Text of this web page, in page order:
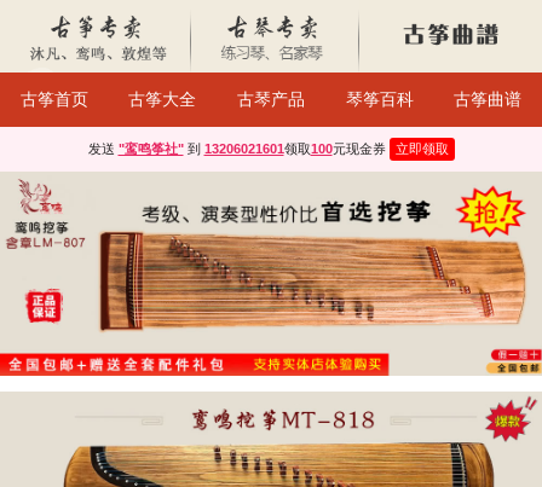
古筝首页 古筝大全 古琴产品 琴筝百科 古筝曲谱
发送 "鸾鸣筝社"到 13206021601 领取100元现金券 立即领取